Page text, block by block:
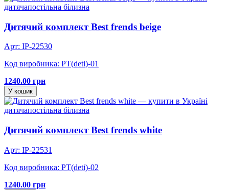
дитячапостільна білизна
Дитячий комплект Best frends beige
Арт: IP-22530
Код виробника: PT(deti)-01
1240.00 грн
У кошик
дитячапостільна білизна
Дитячий комплект Best frends white
Арт: IP-22531
Код виробника: PT(deti)-02
1240.00 грн